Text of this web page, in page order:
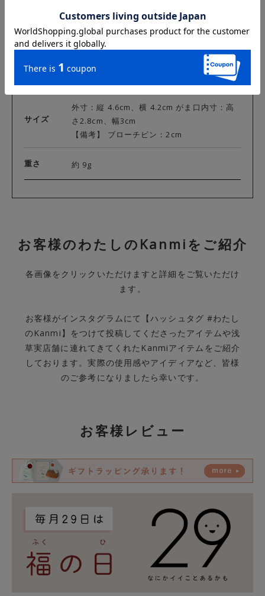
(08)／クリーム(10)／マスタード(13)／ ブラ
ック(14)／ピュアグレー(15)／ダークブラウ
ン(16)／キャラメル(19)
素材 表地：牛革（C：ケネリーオイル）
サイズ
外寸：縦 4.6cm、横 4.2cm がま口内寸：高
さ2.8cm、幅3cm
【備考】 ブローチピン：2cm
重さ 約 9g
お客様のわたしのKanmiをご紹介
各画像をクリックいただけますと詳細をご覧いただけ
ます。
お客様がインスタグラムにて【ハッシュタグ #わたし
のKanmi】をつけて投稿してくださったアイテムや浅
草実店舗に連れてきてくれたKanmiアイテムをご紹介
しております。実際の使用感やアイディアなど、皆様
のご参考になりましたら幸いです。
お客様レビュー